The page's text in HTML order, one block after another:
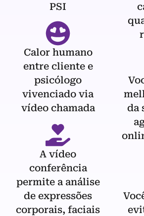
PSI
Calor humano
entre cliente e
psicólogo
vivenciado via
vídeo chamada
A vídeo
conferência
permite a análise
de expressões
corporais, faciais
da